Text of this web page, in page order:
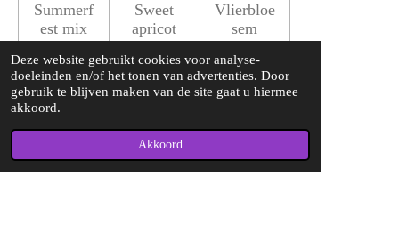
Deze website gebruikt cookies voor analyse-
doeleinden en/of het tonen van advertenties. Door
gebruik te blijven maken van de site gaat u hiermee
akkoord.
Akkoord
Summerf
est mix
thee)
€ 3,70
Uitverkocht
Sweet
apricot
thee)
€ 3,70
In winkelwagen
Vlierbloe
sem
hee)
€ 3,70
In winkelwagen